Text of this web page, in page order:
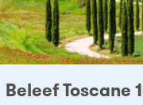
Beleef Toscane